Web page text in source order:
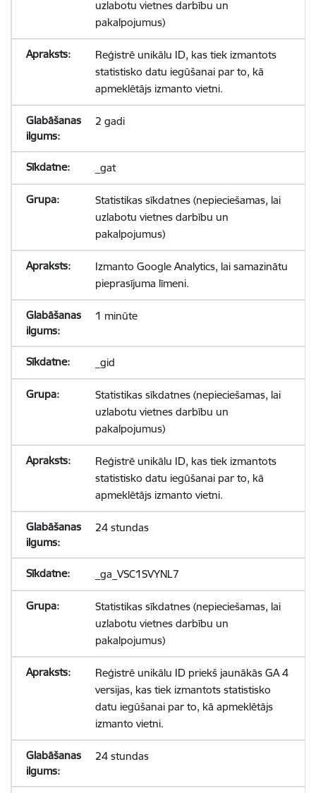
uzlabotu vietnes darbību un
pakalpojumus)
Reģistrē unikālu ID, kas tiek izmantots
statistisko datu iegūšanai par to, kā
apmeklētājs izmanto vietni.
2 gadi
_gat
Statistikas sīkdatnes (nepieciešamas, lai
uzlabotu vietnes darbību un
pakalpojumus)
Izmanto Google Analytics, lai samazinātu
pieprasījuma līmeni.
1 minūte
_gid
Statistikas sīkdatnes (nepieciešamas, lai
uzlabotu vietnes darbību un
pakalpojumus)
Reģistrē unikālu ID, kas tiek izmantots
statistisko datu iegūšanai par to, kā
apmeklētājs izmanto vietni.
24 stundas
_ga_VSC1SVYNL7
Statistikas sīkdatnes (nepieciešamas, lai
uzlabotu vietnes darbību un
pakalpojumus)
Reģistrē unikālu ID priekš jaunākās GA 4
versijas, kas tiek izmantots statistisko
datu iegūšanai par to, kā apmeklētājs
izmanto vietni.
24 stundas